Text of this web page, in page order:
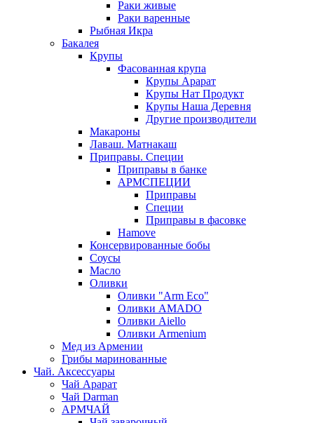
Раки живые
Раки варенные
Рыбная Икра
Бакалея
Крупы
Фасованная крупа
Крупы Арарат
Крупы Нат Продукт
Крупы Наша Деревня
Другие производители
Макароны
Лаваш. Матнакаш
Приправы. Специи
Приправы в банке
АРМСПЕЦИИ
Приправы
Специи
Приправы в фасовке
Hamove
Консервированные бобы
Соусы
Масло
Оливки
Оливки "Arm Eco"
Оливки AMADO
Оливки Aiello
Оливки Armenium
Мед из Армении
Грибы маринованные
Чай. Аксессуары
Чай Арарат
Чай Darman
АРМЧАЙ